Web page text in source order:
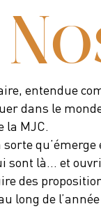
entendue
dans le
la MJC.
sorte
sont là… et
des
long de l’année